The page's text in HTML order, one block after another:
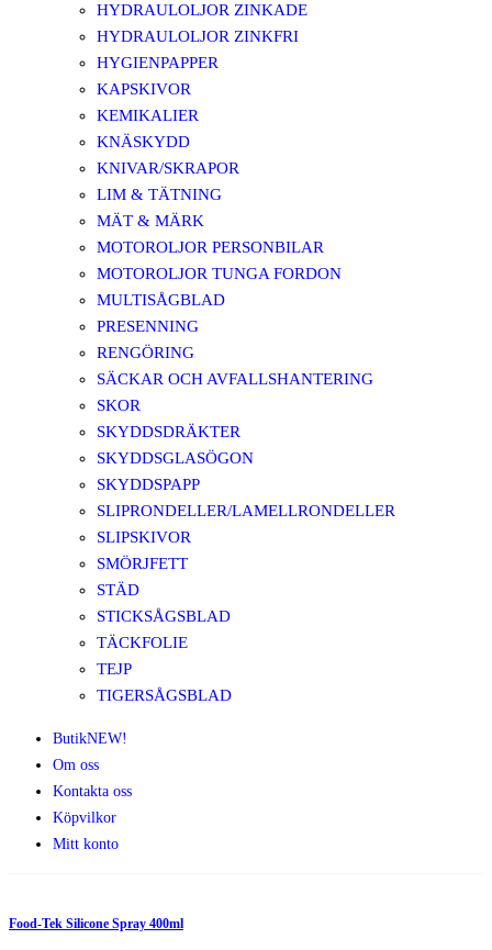
HYDRAULOLJOR ZINKADE
HYDRAULOLJOR ZINKFRI
HYGIENPAPPER
KAPSKIVOR
KEMIKALIER
KNÄSKYDD
KNIVAR/SKRAPOR
LIM & TÄTNING
MÄT & MÄRK
MOTOROLJOR PERSONBILAR
MOTOROLJOR TUNGA FORDON
MULTISÅGBLAD
PRESENNING
RENGÖRING
SÄCKAR OCH AVFALLSHANTERING
SKOR
SKYDDSDRÄKTER
SKYDDSGLASÖGON
SKYDDSPAPP
SLIPRONDELLER/LAMELLRONDELLER
SLIPSKIVOR
SMÖRJFETT
STÄD
STICKSÅGSBLAD
TÄCKFOLIE
TEJP
TIGERSÅGSBLAD
ButikNEW!
Om oss
Kontakta oss
Köpvilkor
Mitt konto
Food-Tek Silicone Spray 400ml